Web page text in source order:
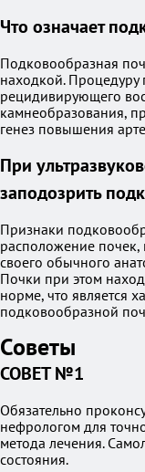
Что означает
Подковообразная
находкой.
рецидивирующего
камнеобразования,
генез повышения
При
заподозрить
Признаки
расположение
своего обычного
Почки при этом
норме, что является
подковообразной
Советы
СОВЕТ №1
Обязательно
нефрологом для
метода лечения.
состояния.